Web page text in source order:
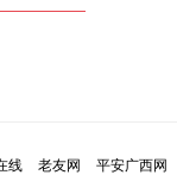
线 老友网 平安广西网